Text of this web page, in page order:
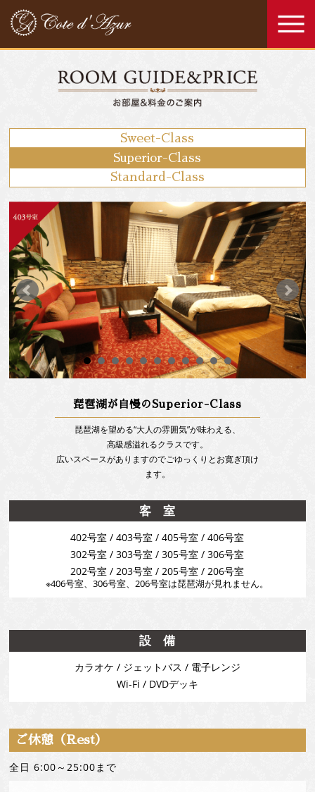
Sweet-Class
Superior-Class
Standard-Class
琵琶湖が自慢のSuperior-Class
琵琶湖を望める“大人の雰囲気”が味わえる、
高級感溢れるクラスです。
広いスペースがありますのでごゆっくりとお寛ぎ頂け
ます。
客 室
402号室 / 403号室 / 405号室 / 406号室
302号室 / 303号室 / 305号室 / 306号室
202号室 / 203号室 / 205号室 / 206号室
※406号室、306号室、206号室は琵琶湖が見れません。
設 備
カラオケ / ジェットバス / 電子レンジ
Wi-Fi / DVDデッキ
ご休憩（Rest）
全日 6:00～25:00まで